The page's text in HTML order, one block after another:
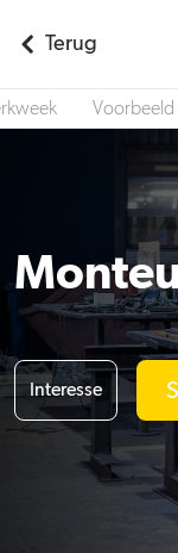
Terug
Voorbeeld
Interesse